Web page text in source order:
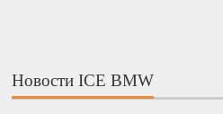
Новости ICE BMW